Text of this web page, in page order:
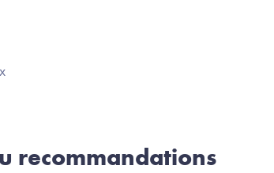
recommandations